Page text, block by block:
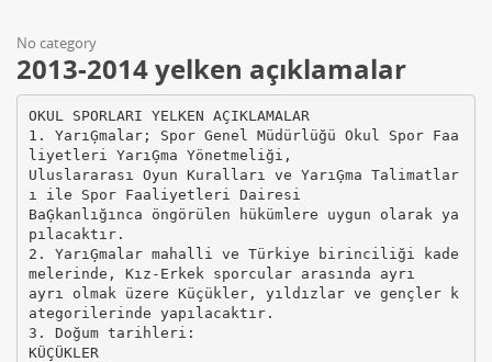
No category
2013-2014 yelken açıklamalar
OKUL SPORLARI YELKEN AÇIKLAMALAR
1. YarıĢmalar; Spor Genel Müdürlüğü Okul Spor Faa
liyetleri YarıĢma Yönetmeliği,
Uluslararası Oyun Kuralları ve YarıĢma Talimatlar
ı ile Spor Faaliyetleri Dairesi
BaĢkanlığınca öngörülen hükümlere uygun olarak ya
pılacaktır.
2. YarıĢmalar mahalli ve Türkiye birinciliği kade
melerinde, Kız-Erkek sporcular arasında ayrı
ayrı olmak üzere Küçükler, yıldızlar ve gençler k
ategorilerinde yapılacaktır.
3. Doğum tarihleri:
KÜÇÜKLER